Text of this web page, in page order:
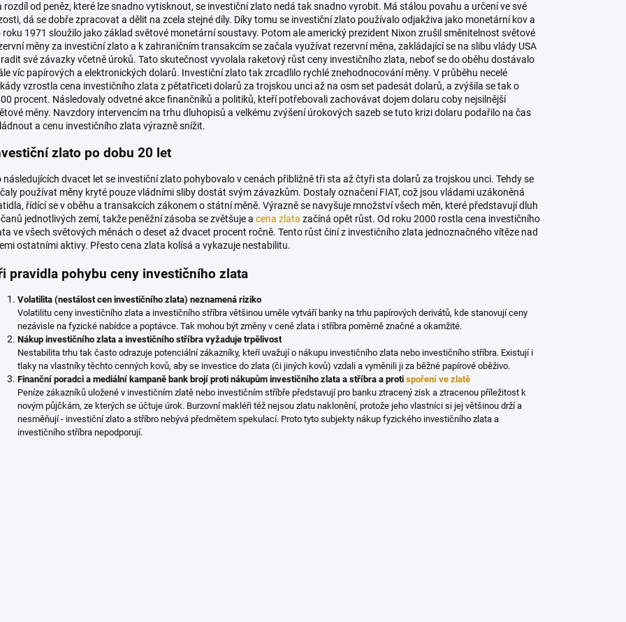
rozdíl od peněz, které lze snadno vytisknout, se investiční zlato nedá tak snadno vyrobit. Má stálou povahu a určení ve své
dá se dobře zpracovat a dělit na zcela stejné díly. Díky tomu se investiční zlato používalo odjakživa jako monetární kov a
roku 1971 sloužilo jako základ světové monetární soustavy. Potom ale americký prezident Nixon zrušil směnitelnost světové
měny za investiční zlato a k zahraničním transakcím se začala využívat rezervní měna, zakládající se na slibu vlády USA
své závazky včetně úroků. Tato skutečnost vyvolala raketový růst ceny investičního zlata, neboť se do oběhu dostávalo
víc papírových a elektronických dolarů. Investiční zlato tak zrcadlilo rychlé znehodnocování měny. V průběhu necelé
vzrostla cena investičního zlata z pětatřiceti dolarů za trojskou unci až na osm set padesát dolarů, a zvýšila se tak o
procent. Následovaly odvetné akce finančníků a politiků, kteří potřebovali zachovávat dojem dolaru coby nejsilnější
měny. Navzdory intervencím na trhu dluhopisů a velkému zvýšení úrokových sazeb se tuto krizi dolaru podařilo na čas
a cenu investičního zlata výrazně snížit.
zlato po dobu 20 let
následujících dvacet let se investiční zlato pohybovalo v cenách přibližně tři sta až čtyři sta dolarů za trojskou unci. Tehdy se
používat měny kryté pouze vládními sliby dostát svým závazkům. Dostaly označení FIAT, což jsou vládami uzákoněná
řídící se v oběhu a transakcích zákonem o státní měně. Výrazně se navyšuje množství všech měn, které představují dluh
jednotlivých zemí, takže peněžní zásoba se zvětšuje a cena zlata začíná opět růst. Od roku 2000 rostla cena investičního
ve všech světových měnách o deset až dvacet procent ročně. Tento růst činí z investičního zlata jednoznačného vítěze nad
ostatními aktivy. Přesto cena zlata kolísá a vykazuje nestabilitu.
pravidla pohybu ceny investičního zlata
Volatilita (nestálost cen investičního zlata) neznamená riziko
Volatilitu ceny investičního zlata a investičního stříbra většinou uměle vytváří banky na trhu papírových derivátů, kde stanovují ceny
nezávisle na fyzické nabídce a poptávce. Tak mohou být změny v ceně zlata i stříbra poměrně značné a okamžité.
Nákup investičního zlata a investičního stříbra vyžaduje trpělivost
Nestabilita trhu tak často odrazuje potenciální zákazníky, kteří uvažují o nákupu investičního zlata nebo investičního stříbra. Existují i
tlaky na vlastníky těchto cenných kovů, aby se investice do zlata (či jiných kovů) vzdali a vyměnili ji za běžné papírové oběživo.
Finanční poradci a mediální kampaně bank brojí proti nákupům investičního zlata a stříbra a proti spoření ve zlatě
Peníze zákazníků uložené v investičním zlatě nebo investičním stříbře představují pro banku ztracený zisk a ztracenou příležitost k
novým půjčkám, ze kterých se účtuje úrok. Burzovní makléři též nejsou zlatu naklonění, protože jeho vlastníci si jej většinou drží a
nesměňují - investiční zlato a stříbro nebývá předmětem spekulací. Proto tyto subjekty nákup fyzického investičního zlata a
investičního stříbra nepodporují.